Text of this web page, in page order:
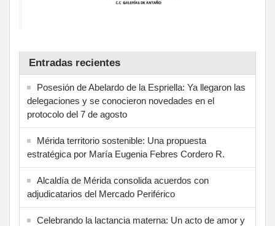
Entradas recientes
Posesión de Abelardo de la Espriella: Ya llegaron las
delegaciones y se conocieron novedades en el
protocolo del 7 de agosto
Mérida territorio sostenible: Una propuesta
estratégica por María Eugenia Febres Cordero R.
Alcaldía de Mérida consolida acuerdos con
adjudicatarios del Mercado Periférico
Celebrando la lactancia materna: Un acto de amor y